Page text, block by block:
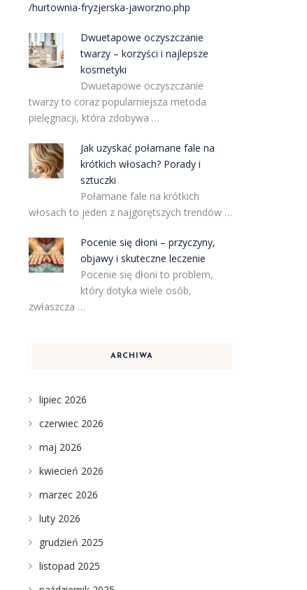
/hurtownia-fryzjerska-jaworzno.php
Dwuetapowe oczyszczanie
twarzy – korzyści i najlepsze
kosmetyki
Dwuetapowe oczyszczanie
twarzy to coraz popularniejsza metoda
pielęgnacji, która zdobywa …
Jak uzyskać połamane fale na
krótkich włosach? Porady i
sztuczki
Połamane fale na krótkich
włosach to jeden z najgorętszych trendów …
Pocenie się dłoni – przyczyny,
objawy i skuteczne leczenie
Pocenie się dłoni to problem,
który dotyka wiele osób,
zwłaszcza …
ARCHIWA
lipiec 2026
czerwiec 2026
maj 2026
kwiecień 2026
marzec 2026
luty 2026
grudzień 2025
listopad 2025